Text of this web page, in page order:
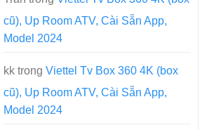
cũ), Up Room ATV, Cài Sẵn App,
Model 2024
kk trong Viettel Tv Box 360 4K (box
cũ), Up Room ATV, Cài Sẵn App,
Model 2024